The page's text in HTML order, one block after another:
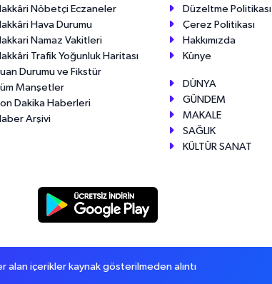
Nöbetçi Eczaneler
Hava Durumu
Namaz Vakitleri
Trafik Yoğunluk Haritası
Durumu ve Fikstür
Manşetler
Dakika Haberleri
Arşivi
Düzeltme Politikası
Çerez Politikası
Hakkımızda
Künye
DÜNYA
GÜNDEM
MAKALE
SAĞLIK
KÜLTÜR SANAT
içerikler kaynak gösterilmeden alıntı